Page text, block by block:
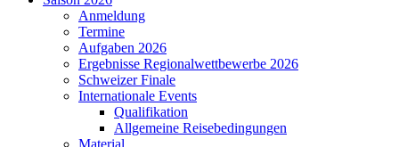
Anmeldung
Termine
Aufgaben 2026
Ergebnisse Regionalwettbewerbe 2026
Schweizer Finale
Internationale Events
Qualifikation
Allgemeine Reisebedingungen
Material